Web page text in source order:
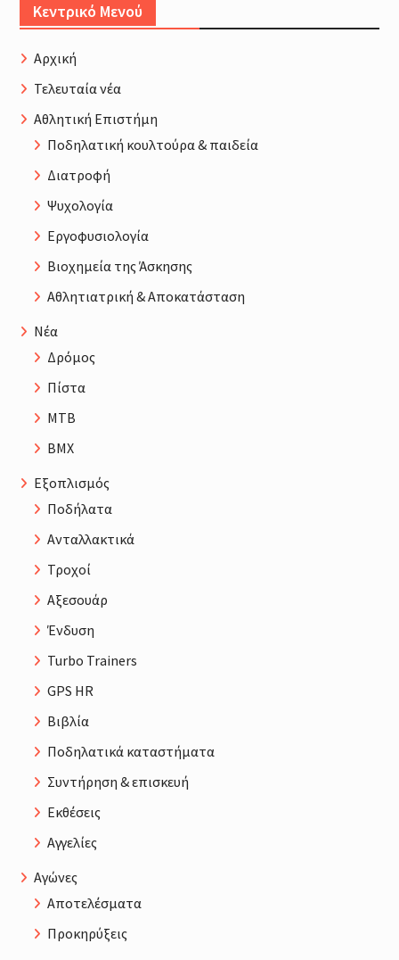
Κεντρικό Μενού
Αρχική
Τελευταία νέα
Αθλητική Επιστήμη
Ποδηλατική κουλτούρα & παιδεία
Διατροφή
Ψυχολογία
Εργοφυσιολογία
Βιοχημεία της Άσκησης
Αθλητιατρική & Αποκατάσταση
Νέα
Δρόμος
Πίστα
MTB
BMX
Εξοπλισμός
Ποδήλατα
Ανταλλακτικά
Τροχοί
Αξεσουάρ
Ένδυση
Turbo Trainers
GPS HR
Βιβλία
Ποδηλατικά καταστήματα
Συντήρηση & επισκευή
Εκθέσεις
Αγγελίες
Αγώνες
Αποτελέσματα
Προκηρύξεις